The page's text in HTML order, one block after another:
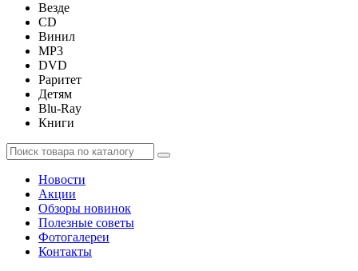
Везде
CD
Винил
MP3
DVD
Раритет
Детям
Blu-Ray
Книги
Новости
Акции
Обзоры новинок
Полезные советы
Фотогалереи
Контакты